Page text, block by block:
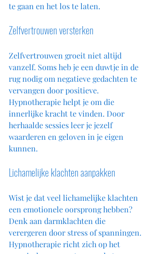
te gaan en het los te laten.
Zelfvertrouwen versterken
Zelfvertrouwen groeit niet altijd
vanzelf. Soms heb je een duwtje in de
rug nodig om negatieve gedachten te
vervangen door positieve.
Hypnotherapie helpt je om die
innerlijke kracht te vinden. Door
herhaalde sessies leer je jezelf
waarderen en geloven in je eigen
kunnen.
Lichamelijke klachten aanpakken
Wist je dat veel lichamelijke klachten
een emotionele oorsprong hebben?
Denk aan darmklachten die
verergeren door stress of spanningen.
Hypnotherapie richt zich op het